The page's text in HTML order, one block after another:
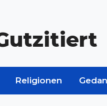
Religionen